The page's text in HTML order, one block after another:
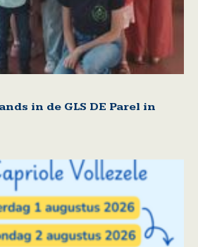
in de GLS DE Parel in